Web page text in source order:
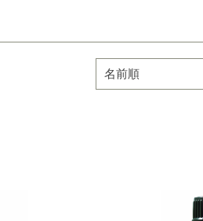
絞り込まれていき、項目内での